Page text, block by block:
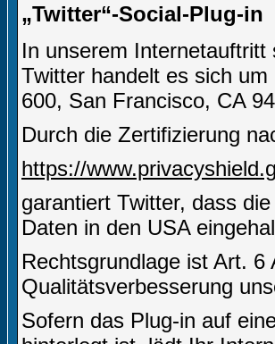
„Twitter“-Social-Plug-in
In unserem
Twitter handelt es sich
600, San Francisco, CA
Durch die Zertifizierung
https://
garantiert Twitter, dass
Daten in den USA
Rechtsgrundlage ist Art.
Qualitätsverbesserung
Sofern das Plug-in auf